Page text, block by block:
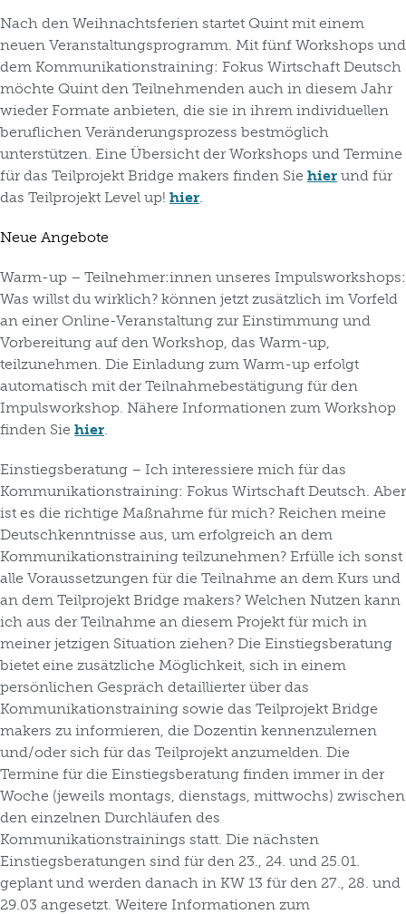
Nach den Weihnachtsferien startet Quint mit einem
neuen Veranstaltungsprogramm. Mit fünf Workshops und
dem Kommunikationstraining: Fokus Wirtschaft Deutsch
möchte Quint den Teilnehmenden auch in diesem Jahr
wieder Formate anbieten, die sie in ihrem individuellen
beruflichen Veränderungsprozess bestmöglich
unterstützen. Eine Übersicht der Workshops und Termine
für das Teilprojekt Bridge makers finden Sie hier und für
das Teilprojekt Level up! hier.
Neue Angebote
Warm-up – Teilnehmer:innen unseres Impulsworkshops:
Was willst du wirklich? können jetzt zusätzlich im Vorfeld
an einer Online-Veranstaltung zur Einstimmung und
Vorbereitung auf den Workshop, das Warm-up,
teilzunehmen. Die Einladung zum Warm-up erfolgt
automatisch mit der Teilnahmebestätigung für den
Impulsworkshop. Nähere Informationen zum Workshop
finden Sie hier.
Einstiegsberatung – Ich interessiere mich für das
Kommunikationstraining: Fokus Wirtschaft Deutsch. Aber
ist es die richtige Maßnahme für mich? Reichen meine
Deutschkenntnisse aus, um erfolgreich an dem
Kommunikationstraining teilzunehmen? Erfülle ich sonst
alle Voraussetzungen für die Teilnahme an dem Kurs und
an dem Teilprojekt Bridge makers? Welchen Nutzen kann
ich aus der Teilnahme an diesem Projekt für mich in
meiner jetzigen Situation ziehen? Die Einstiegsberatung
bietet eine zusätzliche Möglichkeit, sich in einem
persönlichen Gespräch detaillierter über das
Kommunikationstraining sowie das Teilprojekt Bridge
makers zu informieren, die Dozentin kennenzulernen
und/oder sich für das Teilprojekt anzumelden. Die
Termine für die Einstiegsberatung finden immer in der
Woche (jeweils montags, dienstags, mittwochs) zwischen
den einzelnen Durchläufen des
Kommunikationstrainings statt. Die nächsten
Einstiegsberatungen sind für den 23., 24. und 25.01.
geplant und werden danach in KW 13 für den 27., 28. und
29.03 angesetzt. Weitere Informationen zum